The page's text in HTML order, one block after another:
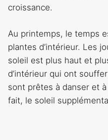
croissance.
Au printemps, le temps
plantes d’intérieur. Les
soleil est plus haut et
d’intérieur qui ont
sont prêtes à danser et
fait, le soleil